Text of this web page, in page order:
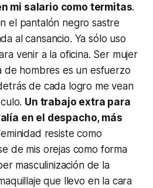
mi salario como termitas.
el pantalón negro sastre
al cansancio. Ya sólo uso
venir a la oficina. Ser mujer
de hombres es un esfuerzo
de cada logro me vean
Un trabajo extra para
en el despacho, más
resiste como
de mis orejas como forma
masculinización de la
que llevo en la cara